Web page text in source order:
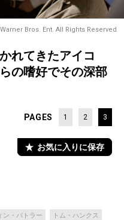
Warner Bros. Ent. All Rights Reserved
れてきたアイコ
の嗜好でその深部
PAGES 1 2 3
お気に入りに保存
ン・バトラー
トム・ハンクス